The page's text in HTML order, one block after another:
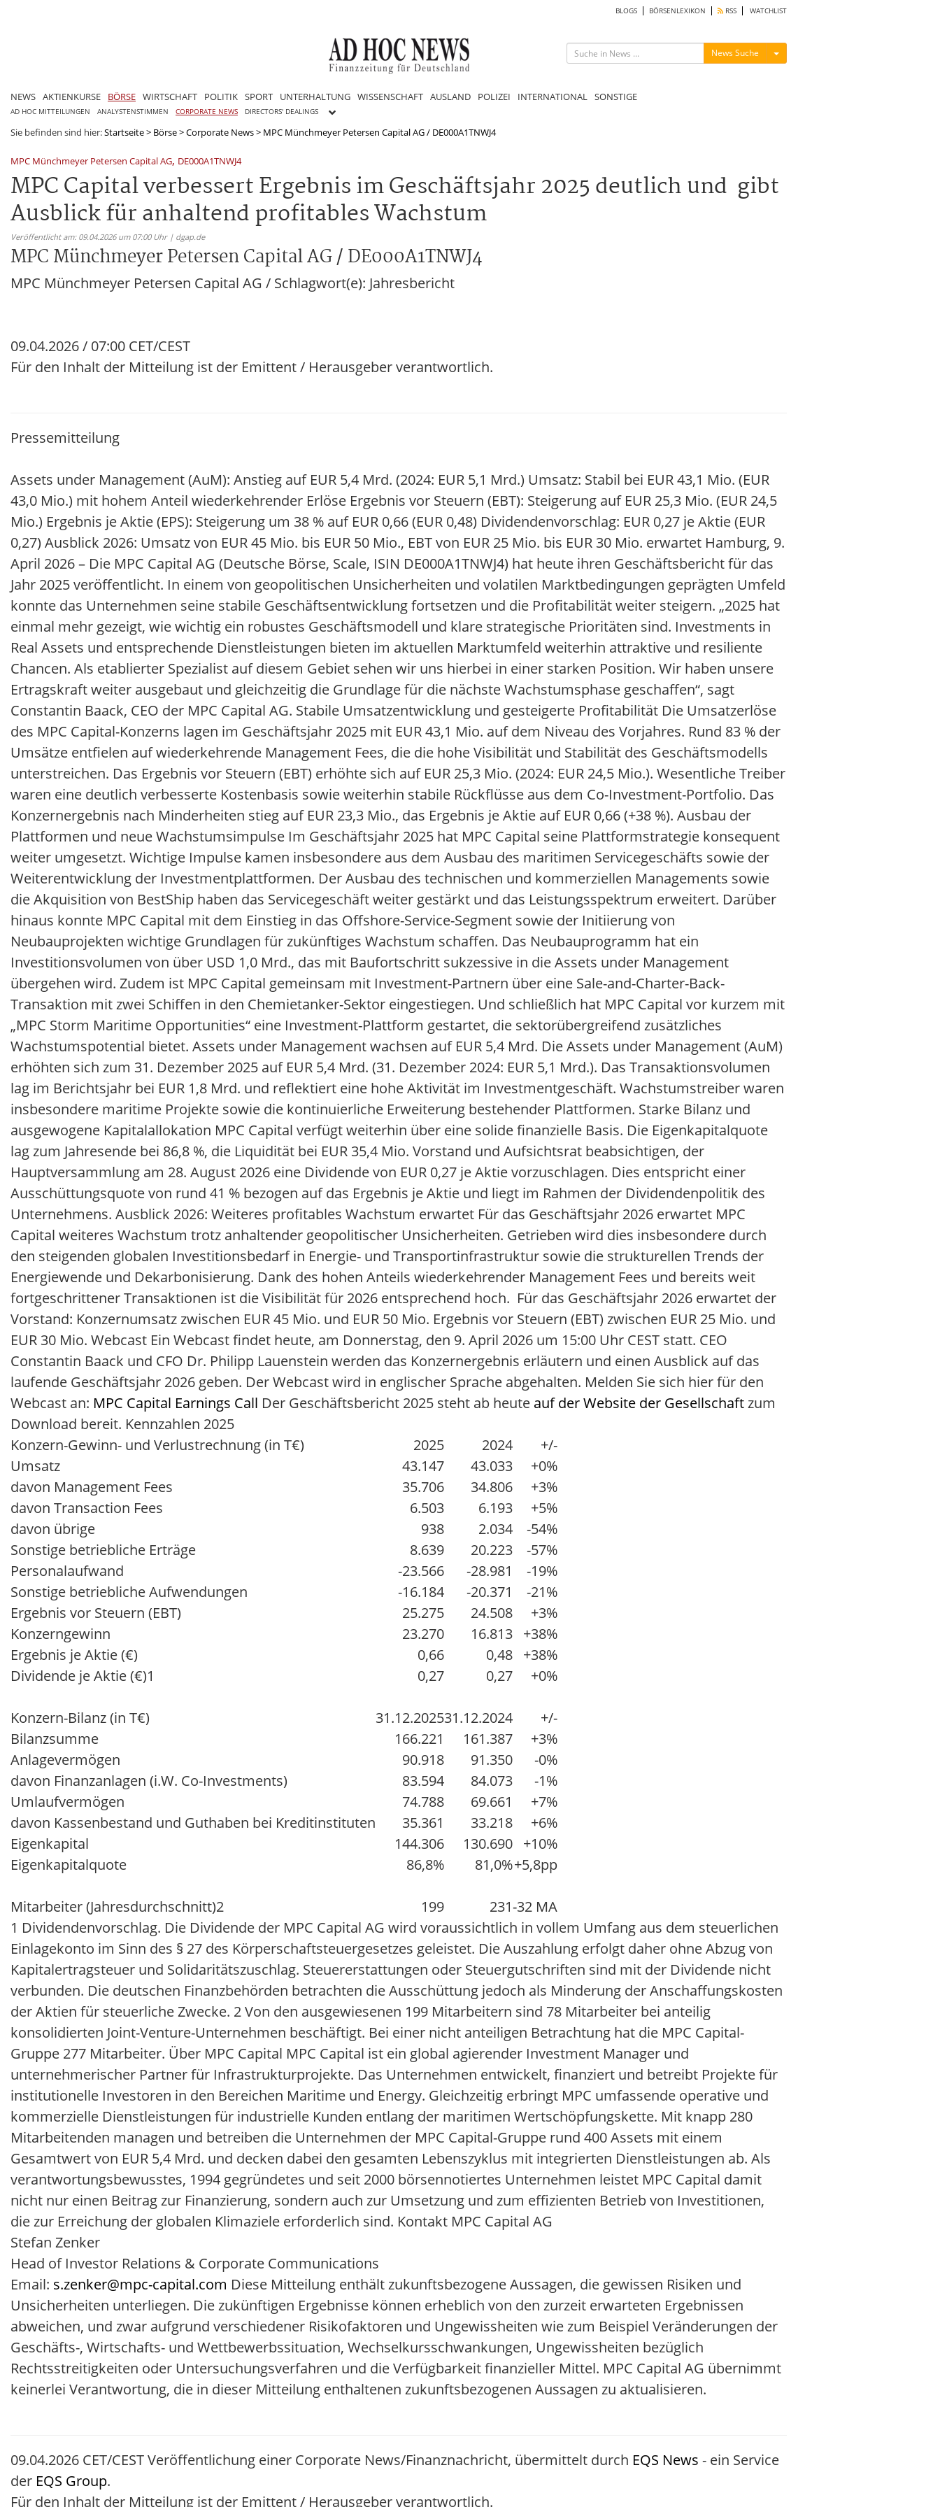
BLOGS BÖRSENLEXIKON RSS WATCHLIST
News Suche Menü ein-/ausblenden
NEWS AKTIENKURSE BÖRSE WIRTSCHAFT POLITIK SPORT UNTERHALTUNG WISSENSCHAFT AUSLAND POLIZEI INTERNATIONAL SONSTIGE
AD HOC MITTEILUNGEN ANALYSTENSTIMMEN CORPORATE NEWS DIRECTORS' DEALINGS
Sie befinden sind hier:Startseite> Börse>Corporate News> MPC Münchmeyer Petersen Capital AG / DE000A1TNWJ4
MPC Münchmeyer Petersen Capital AG, DE000A1TNWJ4
MPC Capital verbessert Ergebnis im Geschäftsjahr 2025 deutlich und gibt
Ausblick für anhaltend profitables Wachstum
Veröffentlicht am: 09.04.2026 um 07:00 Uhr | dgap.de
MPC Münchmeyer Petersen Capital AG / DE000A1TNWJ4
MPC Münchmeyer Petersen Capital AG / Schlagwort(e): Jahresbericht
09.04.2026 / 07:00 CET/CEST
Für den Inhalt der Mitteilung ist der Emittent / Herausgeber verantwortlich.
Pressemitteilung
Assets under Management (AuM): Anstieg auf EUR 5,4 Mrd. (2024: EUR 5,1 Mrd.) Umsatz: Stabil bei EUR 43,1 Mio. (EUR
43,0 Mio.) mit hohem Anteil wiederkehrender Erlöse Ergebnis vor Steuern (EBT): Steigerung auf EUR 25,3 Mio. (EUR 24,5
Mio.) Ergebnis je Aktie (EPS): Steigerung um 38 % auf EUR 0,66 (EUR 0,48) Dividendenvorschlag: EUR 0,27 je Aktie (EUR
0,27) Ausblick 2026: Umsatz von EUR 45 Mio. bis EUR 50 Mio., EBT von EUR 25 Mio. bis EUR 30 Mio. erwartet Hamburg, 9.
April 2026 – Die MPC Capital AG (Deutsche Börse, Scale, ISIN DE000A1TNWJ4) hat heute ihren Geschäftsbericht für das
Jahr 2025 veröffentlicht. In einem von geopolitischen Unsicherheiten und volatilen Marktbedingungen geprägten Umfeld
konnte das Unternehmen seine stabile Geschäftsentwicklung fortsetzen und die Profitabilität weiter steigern. „2025 hat
einmal mehr gezeigt, wie wichtig ein robustes Geschäftsmodell und klare strategische Prioritäten sind. Investments in
Real Assets und entsprechende Dienstleistungen bieten im aktuellen Marktumfeld weiterhin attraktive und resiliente
Chancen. Als etablierter Spezialist auf diesem Gebiet sehen wir uns hierbei in einer starken Position. Wir haben unsere
Ertragskraft weiter ausgebaut und gleichzeitig die Grundlage für die nächste Wachstumsphase geschaffen“, sagt
Constantin Baack, CEO der MPC Capital AG. Stabile Umsatzentwicklung und gesteigerte Profitabilität Die Umsatzerlöse
des MPC Capital-Konzerns lagen im Geschäftsjahr 2025 mit EUR 43,1 Mio. auf dem Niveau des Vorjahres. Rund 83 % der
Umsätze entfielen auf wiederkehrende Management Fees, die die hohe Visibilität und Stabilität des Geschäftsmodells
unterstreichen. Das Ergebnis vor Steuern (EBT) erhöhte sich auf EUR 25,3 Mio. (2024: EUR 24,5 Mio.). Wesentliche Treiber
waren eine deutlich verbesserte Kostenbasis sowie weiterhin stabile Rückflüsse aus dem Co-Investment-Portfolio. Das
Konzernergebnis nach Minderheiten stieg auf EUR 23,3 Mio., das Ergebnis je Aktie auf EUR 0,66 (+38 %). Ausbau der
Plattformen und neue Wachstumsimpulse Im Geschäftsjahr 2025 hat MPC Capital seine Plattformstrategie konsequent
weiter umgesetzt. Wichtige Impulse kamen insbesondere aus dem Ausbau des maritimen Servicegeschäfts sowie der
Weiterentwicklung der Investmentplattformen. Der Ausbau des technischen und kommerziellen Managements sowie
die Akquisition von BestShip haben das Servicegeschäft weiter gestärkt und das Leistungsspektrum erweitert. Darüber
hinaus konnte MPC Capital mit dem Einstieg in das Offshore-Service-Segment sowie der Initiierung von
Neubauprojekten wichtige Grundlagen für zukünftiges Wachstum schaffen. Das Neubauprogramm hat ein
Investitionsvolumen von über USD 1,0 Mrd., das mit Baufortschritt sukzessive in die Assets under Management
übergehen wird. Zudem ist MPC Capital gemeinsam mit Investment-Partnern über eine Sale-and-Charter-Back-
Transaktion mit zwei Schiffen in den Chemietanker-Sektor eingestiegen. Und schließlich hat MPC Capital vor kurzem mit
„MPC Storm Maritime Opportunities“ eine Investment-Plattform gestartet, die sektorübergreifend zusätzliches
Wachstumspotential bietet. Assets under Management wachsen auf EUR 5,4 Mrd. Die Assets under Management (AuM)
erhöhten sich zum 31. Dezember 2025 auf EUR 5,4 Mrd. (31. Dezember 2024: EUR 5,1 Mrd.). Das Transaktionsvolumen
lag im Berichtsjahr bei EUR 1,8 Mrd. und reflektiert eine hohe Aktivität im Investmentgeschäft. Wachstumstreiber waren
insbesondere maritime Projekte sowie die kontinuierliche Erweiterung bestehender Plattformen. Starke Bilanz und
ausgewogene Kapitalallokation MPC Capital verfügt weiterhin über eine solide finanzielle Basis. Die Eigenkapitalquote
lag zum Jahresende bei 86,8 %, die Liquidität bei EUR 35,4 Mio. Vorstand und Aufsichtsrat beabsichtigen, der
Hauptversammlung am 28. August 2026 eine Dividende von EUR 0,27 je Aktie vorzuschlagen. Dies entspricht einer
Ausschüttungsquote von rund 41 % bezogen auf das Ergebnis je Aktie und liegt im Rahmen der Dividendenpolitik des
Unternehmens. Ausblick 2026: Weiteres profitables Wachstum erwartet Für das Geschäftsjahr 2026 erwartet MPC
Capital weiteres Wachstum trotz anhaltender geopolitischer Unsicherheiten. Getrieben wird dies insbesondere durch
den steigenden globalen Investitionsbedarf in Energie- und Transportinfrastruktur sowie die strukturellen Trends der
Energiewende und Dekarbonisierung. Dank des hohen Anteils wiederkehrender Management Fees und bereits weit
fortgeschrittener Transaktionen ist die Visibilität für 2026 entsprechend hoch. Für das Geschäftsjahr 2026 erwartet der
Vorstand: Konzernumsatz zwischen EUR 45 Mio. und EUR 50 Mio. Ergebnis vor Steuern (EBT) zwischen EUR 25 Mio. und
EUR 30 Mio. Webcast Ein Webcast findet heute, am Donnerstag, den 9. April 2026 um 15:00 Uhr CEST statt. CEO
Constantin Baack und CFO Dr. Philipp Lauenstein werden das Konzernergebnis erläutern und einen Ausblick auf das
laufende Geschäftsjahr 2026 geben. Der Webcast wird in englischer Sprache abgehalten. Melden Sie sich hier für den
Webcast an: MPC Capital Earnings Call Der Geschäftsbericht 2025 steht ab heute auf der Website der Gesellschaftzum
Download bereit. Kennzahlen 2025
Konzern-Gewinn- und Verlustrechnung (in T€)
2025 2024
+/-
Umsatz
43.147 43.033
+0%
davon Management Fees
35.706 34.806
+3%
davon Transaction Fees
6.503 6.193
+5%
davon übrige
938 2.034
-54%
Sonstige betriebliche Erträge
8.639 20.223
-57%
Personalaufwand
-23.566 -28.981
-19%
Sonstige betriebliche Aufwendungen
-16.184 -20.371
-21%
Ergebnis vor Steuern (EBT)
25.275 24.508
+3%
Konzerngewinn
23.270 16.813 +38%
Ergebnis je Aktie (€)
0,66 0,48 +38%
Dividende je Aktie (€)1
0,27 0,27 +0%
Konzern-Bilanz (in T€) 31.12.202531.12.2024
+/-
Bilanzsumme
166.221 161.387
+3%
Anlagevermögen
90.918 91.350
-0%
davon Finanzanlagen (i.W. Co-Investments)
83.594 84.073
-1%
Umlaufvermögen
74.788 69.661
+7%
davon Kassenbestand und Guthaben bei Kreditinstituten
35.361 33.218
+6%
Eigenkapital
144.306 130.690 +10%
Eigenkapitalquote
86,8% 81,0%+5,8pp
Mitarbeiter (Jahresdurchschnitt)2 199 231-32 MA
1 Dividendenvorschlag. Die Dividende der MPC Capital AG wird voraussichtlich in vollem Umfang aus dem steuerlichen
Einlagekonto im Sinn des § 27 des Körperschaftsteuergesetzes geleistet. Die Auszahlung erfolgt daher ohne Abzug von
Kapitalertragsteuer und Solidaritätszuschlag. Steuererstattungen oder Steuergutschriften sind mit der Dividende nicht
verbunden. Die deutschen Finanzbehörden betrachten die Ausschüttung jedoch als Minderung der Anschaffungskosten
der Aktien für steuerliche Zwecke. 2 Von den ausgewiesenen 199 Mitarbeitern sind 78 Mitarbeiter bei anteilig
konsolidierten Joint-Venture-Unternehmen beschäftigt. Bei einer nicht anteiligen Betrachtung hat die MPC Capital-
Gruppe 277 Mitarbeiter. Über MPC Capital MPC Capital ist ein global agierender Investment Manager und
unternehmerischer Partner für Infrastrukturprojekte. Das Unternehmen entwickelt, finanziert und betreibt Projekte für
institutionelle Investoren in den Bereichen Maritime und Energy. Gleichzeitig erbringt MPC umfassende operative und
kommerzielle Dienstleistungen für industrielle Kunden entlang der maritimen Wertschöpfungskette. Mit knapp 280
Mitarbeitenden managen und betreiben die Unternehmen der MPC Capital-Gruppe rund 400 Assets mit einem
Gesamtwert von EUR 5,4 Mrd. und decken dabei den gesamten Lebenszyklus mit integrierten Dienstleistungen ab. Als
verantwortungsbewusstes, 1994 gegründetes und seit 2000 börsennotiertes Unternehmen leistet MPC Capital damit
nicht nur einen Beitrag zur Finanzierung, sondern auch zur Umsetzung und zum effizienten Betrieb von Investitionen,
die zur Erreichung der globalen Klimaziele erforderlich sind. Kontakt MPC Capital AG
Stefan Zenker
Head of Investor Relations & Corporate Communications
Email: s.zenker@mpc-capital.com Diese Mitteilung enthält zukunftsbezogene Aussagen, die gewissen Risiken und
Unsicherheiten unterliegen. Die zukünftigen Ergebnisse können erheblich von den zurzeit erwarteten Ergebnissen
abweichen, und zwar aufgrund verschiedener Risikofaktoren und Ungewissheiten wie zum Beispiel Veränderungen der
Geschäfts-, Wirtschafts- und Wettbewerbssituation, Wechselkursschwankungen, Ungewissheiten bezüglich
Rechtsstreitigkeiten oder Untersuchungsverfahren und die Verfügbarkeit finanzieller Mittel. MPC Capital AG übernimmt
keinerlei Verantwortung, die in dieser Mitteilung enthaltenen zukunftsbezogenen Aussagen zu aktualisieren.
09.04.2026 CET/CEST Veröffentlichung einer Corporate News/Finanznachricht, übermittelt durch EQS News - ein Service
der EQS Group.
Für den Inhalt der Mitteilung ist der Emittent / Herausgeber verantwortlich.